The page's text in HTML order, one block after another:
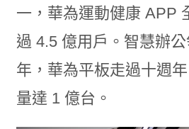
一，華為運動健康 APP
過 4.5 億用戶。智慧辦
年，華為平板走過十週
量達 1 億台。